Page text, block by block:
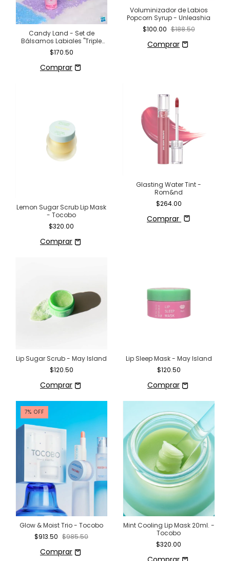
Candy Land - Set de
Bálsamos Labiales "Triple
Treat" - Beauty Creations
$170.50
Voluminizador de Labios
Popcorn Syrup - Unleashia
$100.00 $188.50
Lemon Sugar Scrub Lip Mask
- Tocobo
$320.00
Glasting Water Tint -
Rom&nd
$264.00
Comprar
Lip Sugar Scrub - May Island
$120.50
Lip Sleep Mask - May Island
$120.50
7% OFF
Glow & Moist Trio - Tocobo
$913.50 $985.50
Mint Cooling Lip Mask 20ml. -
Tocobo
$320.00